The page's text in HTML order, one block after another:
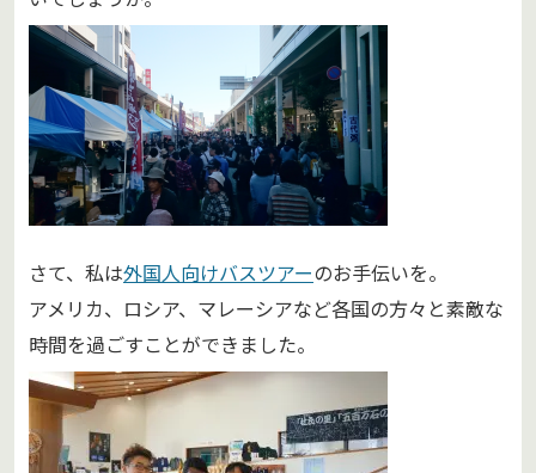
さて、私は外国人向けバスツアーのお手伝いを。
アメリカ、ロシア、マレーシアなど各国の方々と素敵な
時間を過ごすことができました。